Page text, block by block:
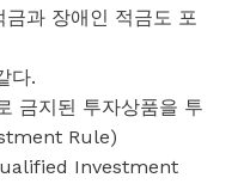
과 장애인 적금도 포
다.
금지된 투자상품을 투
Rule)
Investment